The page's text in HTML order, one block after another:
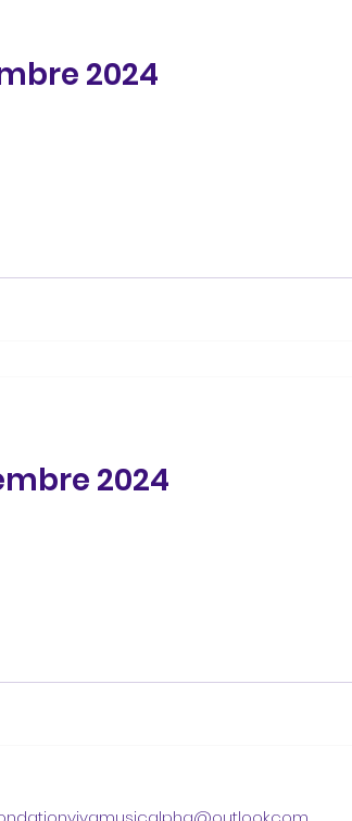
2024
2024